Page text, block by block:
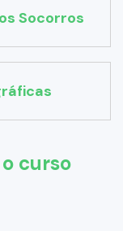
Socorros
curso